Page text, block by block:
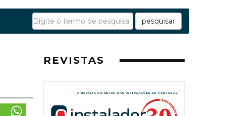
pesquisar
REVISTAS